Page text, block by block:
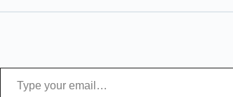
Type your email…